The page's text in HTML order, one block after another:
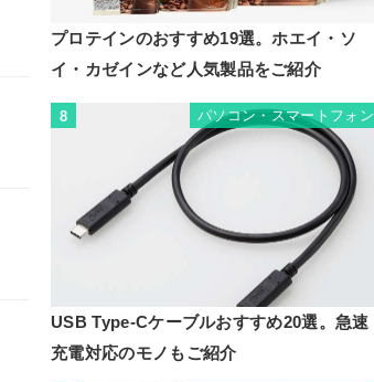
プロテインのおすすめ19選。ホエイ・ソ
イ・カゼインなど人気製品をご紹介
8 パソコン・スマートフォン
USB Type-Cケーブルおすすめ20選。急速
充電対応のモノもご紹介